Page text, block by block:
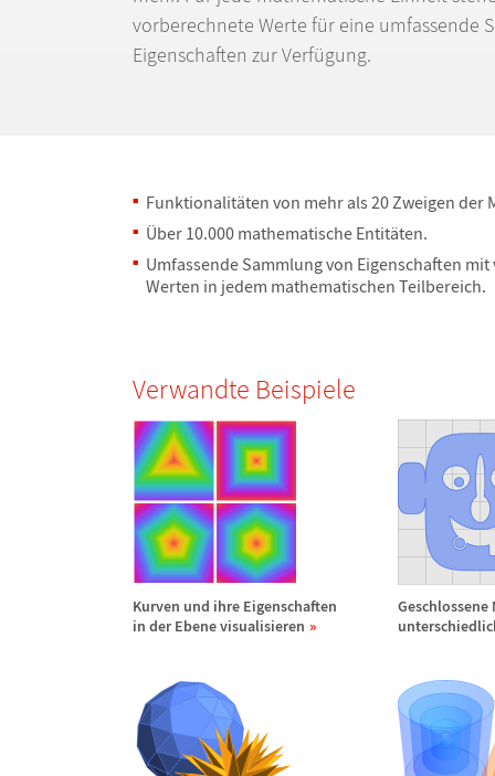
vorberechnete Werte für eine umfassende
Eigenschaften zur Verfügung.
Funktionalitäten von mehr als 20 Zweigen der
Über 10.000 mathematische Entitäten.
Umfassende Sammlung von Eigenschaften
Werten in jedem mathematischen Teilbereich.
Verwandte Beispiele
Kurven und ihre Eigenschaften
in der Ebene visualisieren
Geschlossene